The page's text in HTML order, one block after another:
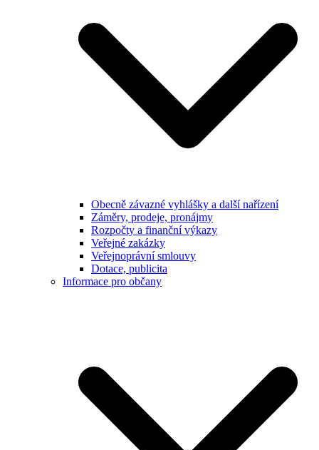
Obecně závazné vyhlášky a další nařízení
Záměry, prodeje, pronájmy
Rozpočty a finanční výkazy
Veřejné zakázky
Veřejnoprávní smlouvy
Dotace, publicita
Informace pro občany